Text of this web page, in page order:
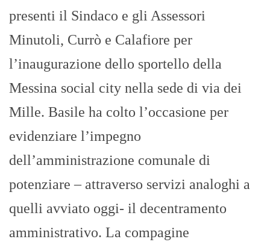
presenti il Sindaco e gli Assessori
Minutoli, Currò e Calafiore per
l’inaugurazione dello sportello della
Messina social city nella sede di via dei
Mille. Basile ha colto l’occasione per
evidenziare l’impegno
dell’amministrazione comunale di
potenziare – attraverso servizi analoghi a
quelli avviato oggi- il decentramento
amministrativo. La compagine